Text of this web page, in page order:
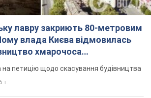
лавру закриють 80-метровим
влада Києва відмовилась
хмарочоса
на петицію щодо скасування будівництва
т.